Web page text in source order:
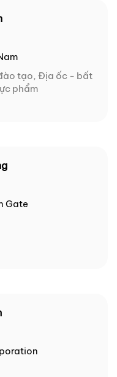
tạo, Địa ốc - bất
phẩm
Gate